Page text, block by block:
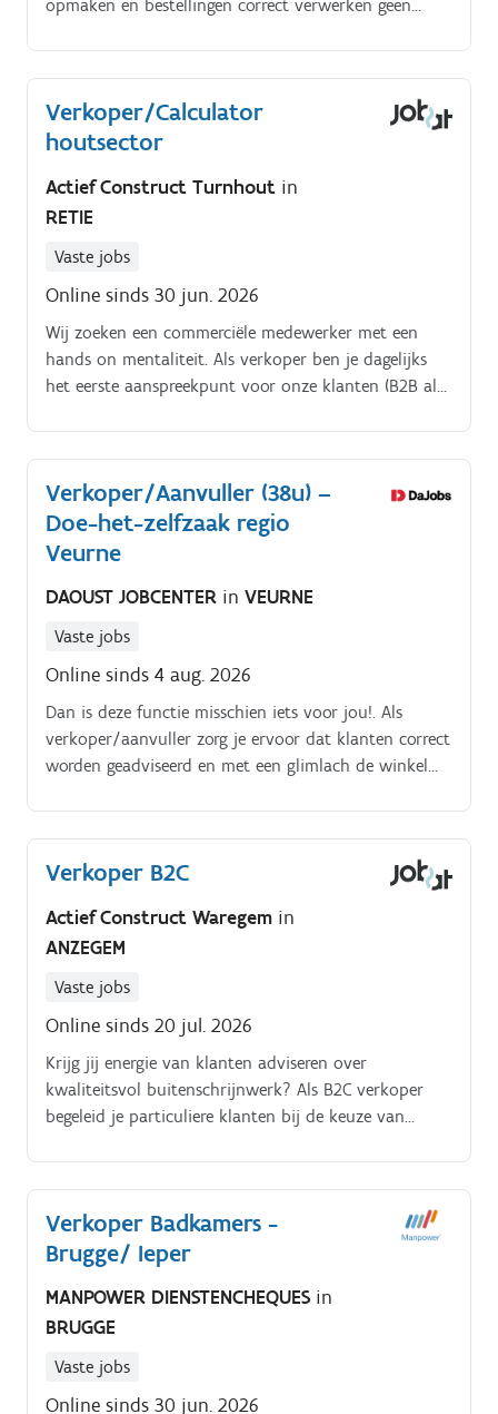
opmaken en bestellingen correct verwerken geen
Verkoper/Calculator
houtsector
Actief Construct Turnhout in
RETIE
Vaste jobs
Online sinds 30 jun. 2026
Wij zoeken een commerciële medewerker met een
hands on mentaliteit. Als verkoper ben je dagelijks
het eerste aanspreekpunt voor onze klanten (B2B als
Verkoper/Aanvuller (38u) –
Doe-het-zelfzaak regio
Veurne
DAOUST JOBCENTER in VEURNE
Vaste jobs
Online sinds 4 aug. 2026
Dan is deze functie misschien iets voor jou!. Als
verkoper/aanvuller zorg je ervoor dat klanten correct
worden geadviseerd en met een glimlach de winkel
Verkoper B2C
Actief Construct Waregem in
ANZEGEM
Vaste jobs
Online sinds 20 jul. 2026
Krijg jij energie van klanten adviseren over
kwaliteitsvol buitenschrijnwerk? Als B2C verkoper
begeleid je particuliere klanten bij de keuze van
wensen.
Verkoper Badkamers -
Brugge/ Ieper
MANPOWER DIENSTENCHEQUES in
BRUGGE
Vaste jobs
Online sinds 30 jun. 2026